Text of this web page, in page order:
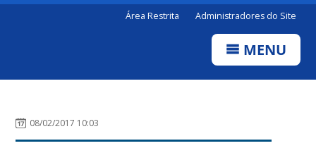
Área Restrita Administradores do Site
MENU
08/02/2017 10:03